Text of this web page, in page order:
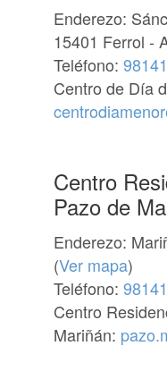
Enderezo:
15401 Ferrol -
Teléfono:
Centro de Día
Centro
Pazo de
Enderezo:
(Ver mapa)
Teléfono:
Centro
Mariñán: